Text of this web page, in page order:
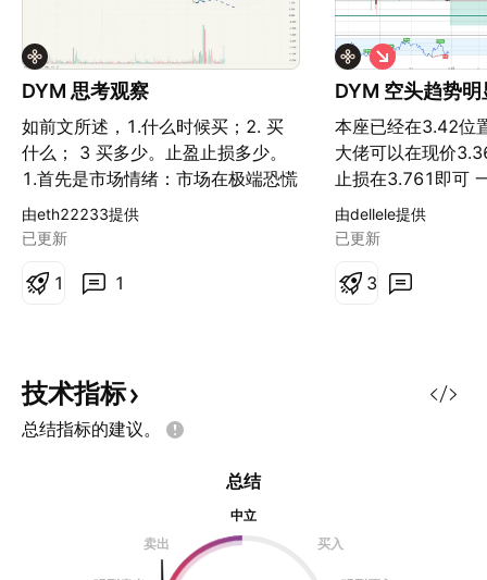
DYM 思考观察
如前文所述，1.什么时候买；2. 买
什么； 3 买多少。止盈止损多少。
1.首先是市场情绪：市场在极端恐慌
的情况下能更好的观察到交易对的变
化情况。 2.筛选出产生量变的交易
的，根据量价结构布局买点。 4.买
损。 5.关于趋势线，往往突破第二
道趋势线才能更好的判断标的物的反
转迹象。
由eth22233提供
已更新
1
1
DYM 空头趋势明
本座已经在3.42位
大佬可以在现价
止损在3.761即可
体获利点自行把握
做
空
由dellele提供
已更新
3
技术指标
总结指标的建议。
总结
中立
卖出
买入